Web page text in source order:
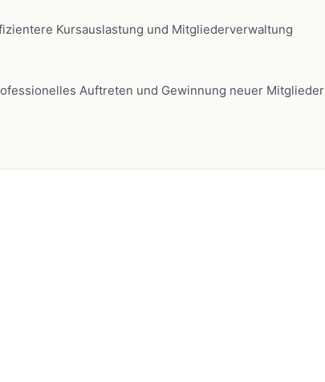
Kursauslastung und Mitgliederverwaltung
Auftreten und Gewinnung neuer Mitglieder